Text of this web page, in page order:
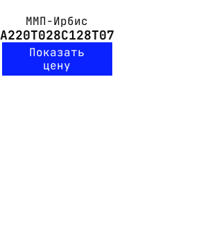
ММП-Ирбис
А220Т028С128Т07
Показать
цену